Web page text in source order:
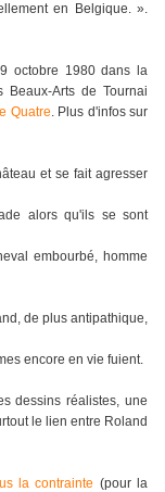
en Belgique. ».
octobre 1980 dans la
Arts de Tournai
Quatre. Plus d'infos sur
et se fait agresser
alors qu'ils se sont
embourbé, homme
de plus antipathique,
encore en vie fuient.
dessins réalistes, une
le lien entre Roland
la contrainte (pour la